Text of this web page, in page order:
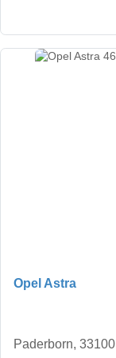
Opel Astra
Paderborn, 33100